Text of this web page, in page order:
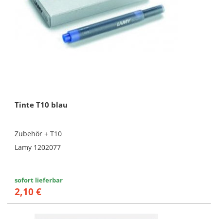
Tinte T10 blau
Zubehör + T10
Lamy 1202077
sofort lieferbar
2,10 €